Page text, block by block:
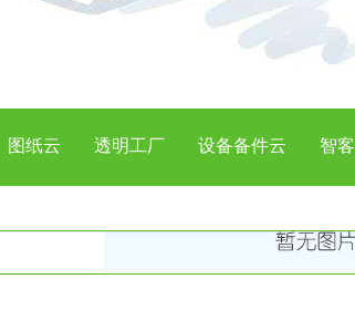
图纸云 透明工厂 设备备件云 智客